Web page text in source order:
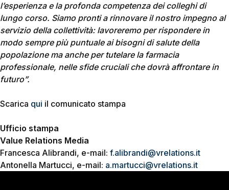
l’esperienza e la profonda competenza dei colleghi di
lungo corso. Siamo pronti a rinnovare il nostro impegno al
servizio della collettività: lavoreremo per rispondere in
modo sempre più puntuale ai bisogni di salute della
popolazione ma anche per tutelare la farmacia
professionale, nelle sfide cruciali che dovrà affrontare in
futuro”.
Scarica qui il comunicato stampa
Ufficio stampa
Value Relations Media
Francesca Alibrandi, e-mail: f.alibrandi@vrelations.it
Antonella Martucci, e-mail: a.martucci@vrelations.it